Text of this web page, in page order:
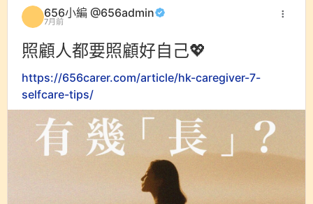
656小編 @656admin
7月前
照顧人都要照顧好自己💖
https://656carer.com/article/hk-caregiver-7-
selfcare-tips/